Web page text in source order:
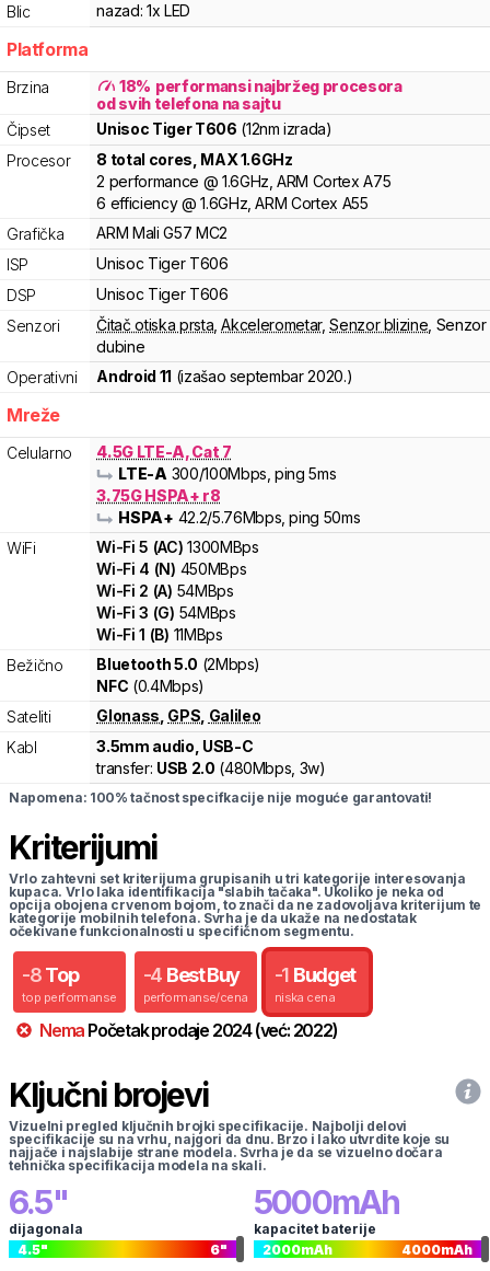
Blic
nazad: 1x LED
Platforma
Brzina 18% performansi najbržeg procesora
od svih telefona na sajtu
Čipset
Unisoc Tiger T606 (12nm izrada)
Procesor
8 total cores , MAX1.6GHz
2 performance @ 1.6GHz,ARM Cortex A75
6 efficiency @ 1.6GHz,ARM Cortex A55
Grafička
ARM Mali G57 MC2
ISP
Unisoc Tiger T606
DSP
Unisoc Tiger T606
Senzori
Čitač otiska prsta ,Akcelerometar,Senzor blizine Senzor
dubine
Operativni
Android 11 (izašao septembar 2020.)
Mreže
Celularno
4.5G LTE-A, Cat 7
LTE-A 300/100Mbps , ping 5ms
3.75G HSPA+ r8
HSPA+ 42.2/5.76Mbps , ping 50ms
WiFi
Wi-Fi5 (AC) 1300MBps
Wi-Fi 4 (N) 450MBps
Wi-Fi 2 (A) 54MBps
Wi-Fi3 (G) 54MBps
Wi-Fi1 (B) 11MBps
Bežično
Bluetooth 5.0 (2Mbps)
NFC (0.4Mbps)
Sateliti
Glonass GPS Galileo
Kabl
3.5mm audio, USB-C
transfer: USB 2.0 (480Mbps, 3w)
Napomena: 100% tačnost specifkacije nije moguće garantovati!
Kriterijumi
Vrlo zahtevni set kriterijuma grupisanih u tri kategorije interesovanja
kupaca. Vrlo laka identifikacija "slabih tačaka". Ukoliko je neka od
opcija obojena crvenom bojom, to znači da ne zadovoljava kriterijum te
kategorije mobilnih telefona. Svrha je da ukaže na nedostatak
očekivane funkcionalnosti u specifičnom segmentu.
-8 Top
top performanse
-4 Best Buy
performanse/cena
-1 Budget
niska cena
Nema Početak prodaje 2024(već: 2022)
Ključni brojevi
Vizuelni pregled ključnih brojki specifikacije. Najbolji delovi
specifikacije su na vrhu, najgori da dnu. Brzo i lako utvrdite koje su
najjače i najslabije strane modela. Svrha je da se vizuelno dočara
tehnička specifikacija modela na skali.
6.5"
dijagonala
4.5" 6"
5000mAh
kapacitet baterije
2000mAh 4000mAh